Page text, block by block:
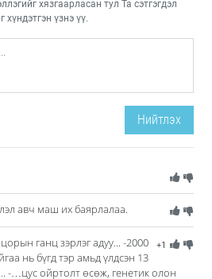
хязгаарласан тул Та сэтгэгдэл
үзнэ үү.
Нийтлэх
авч маш их баярлалаа.
+1
ганц зэрлэг адуу... -2000
нь бүгд тэр амьд үлдсэн 13
-…цус ойртолт өсөж, генетик олон